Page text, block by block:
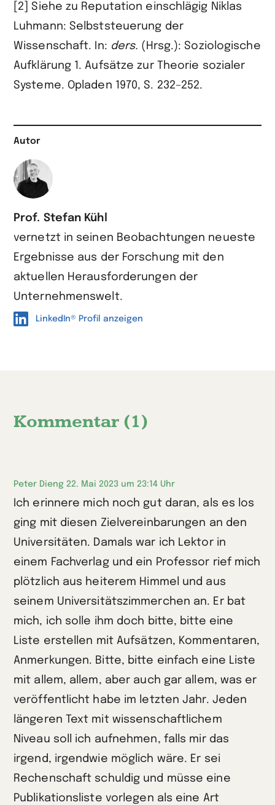
[2] Siehe zu Reputation einschlägig Niklas
Luhmann: Selbststeuerung der
Wissenschaft. In: ders. (Hrsg.): Soziologische
Aufklärung 1. Aufsätze zur Theorie sozialer
Systeme. Opladen 1970, S. 232–252.
Autor
Prof. Stefan Kühl
vernetzt in seinen Beobachtungen neueste
Ergebnisse aus der Forschung mit den
aktuellen Herausforderungen der
Unternehmenswelt.
LinkedIn® Profil anzeigen
Kommentar (1)
Peter Dieng 22. Mai 2023 um 23:14 Uhr
Ich erinnere mich noch gut daran, als es los
ging mit diesen Zielvereinbarungen an den
Universitäten. Damals war ich Lektor in
einem Fachverlag und ein Professor rief mich
plötzlich aus heiterem Himmel und aus
seinem Universitätszimmerchen an. Er bat
mich, ich solle ihm doch bitte, bitte eine
Liste erstellen mit Aufsätzen, Kommentaren,
Anmerkungen. Bitte, bitte einfach eine Liste
mit allem, allem, aber auch gar allem, was er
veröffentlicht habe im letzten Jahr. Jeden
längeren Text mit wissenschaftlichem
Niveau soll ich aufnehmen, falls mir das
irgend, irgendwie möglich wäre. Er sei
Rechenschaft schuldig und müsse eine
Publikationsliste vorlegen als eine Art